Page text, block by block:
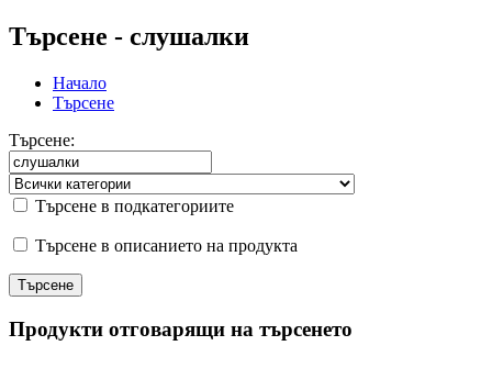
Търсене - слушалки
Начало
Търсене
Търсене:
Търсене в подкатегориите
Търсене в описанието на продукта
Продукти отговарящи на търсенето